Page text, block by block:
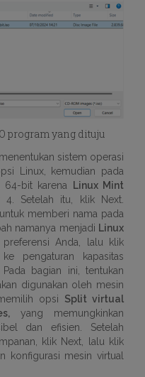
program yang dituju
sistem operasi
Linux, kemudian pada
64-bit karena
Linux Mint
4. Setelah itu, klik Next.
memberi nama pada
namanya menjadi Linux
Anda, lalu klik
pengaturan kapasitas
bagian ini, tentukan
digunakan oleh mesin
opsi Split virtual
yang memungkinkan
dan efisien. Setelah
klik Next, lalu klik
konfigurasi mesin virtual